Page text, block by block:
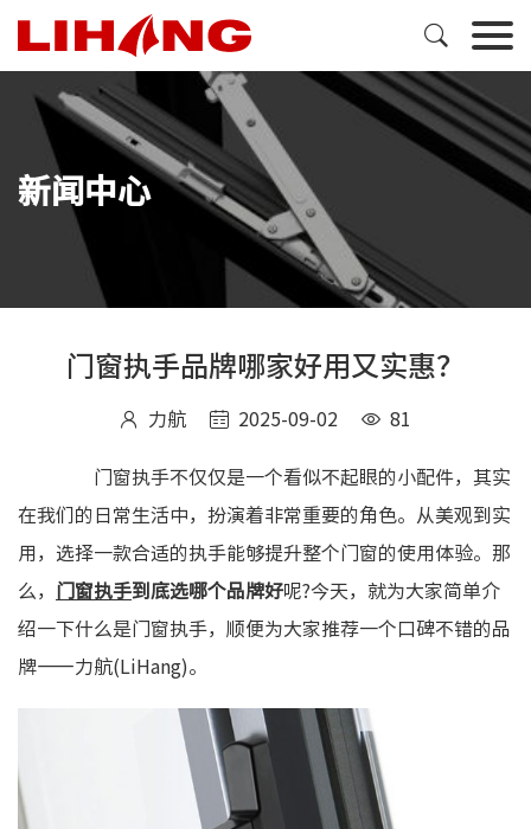

新闻中心
门窗执手品牌哪家好用又实惠？
 力航  2025-09-02  81
门窗执手不仅仅是一个看似不起眼的小配件，其实
在我们的日常生活中，扮演着非常重要的角色。从美观到实
用，选择一款合适的执手能够提升整个门窗的使用体验。那
么， 门窗执手到底选哪个品牌好呢?今天，就为大家简单介
绍一下什么是门窗执手，顺便为大家推荐一个口碑不错的品
牌——力航(LiHang)。